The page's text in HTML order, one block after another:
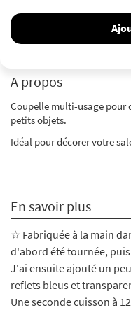
A propos
Coupelle multi-usage pour
petits objets.
Idéal pour décorer votre
En savoir plus
☆ Fabriquée à la main
d'abord été tournée, puis
J'ai ensuite ajouté un
reflets bleus et
Une seconde cuisson à